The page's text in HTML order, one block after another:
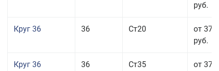
руб.
Круг 36 36 Ст20
от 37
руб.
Круг 36 36 Ст35
от 37